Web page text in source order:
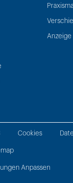
Cookies
Anpassen